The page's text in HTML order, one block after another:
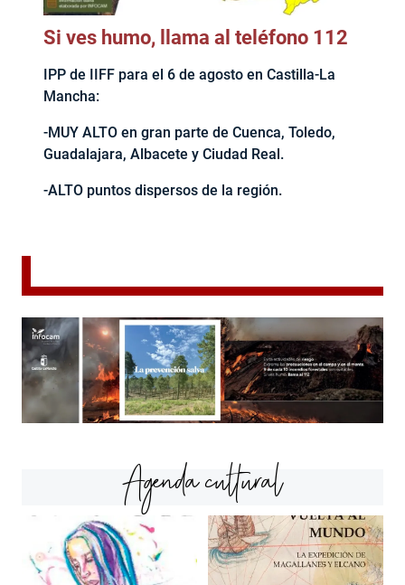
Si ves humo, llama al teléfono 112
IPP de IIFF para el 6 de agosto en Castilla-La
Mancha:
-MUY ALTO en gran parte de Cuenca, Toledo,
Guadalajara, Albacete y Ciudad Real.
-ALTO puntos dispersos de la región.
Agenda cultural